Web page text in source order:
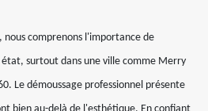
nous comprenons l'importance de
surtout dans une ville comme Merry
Le démoussage professionnel présente